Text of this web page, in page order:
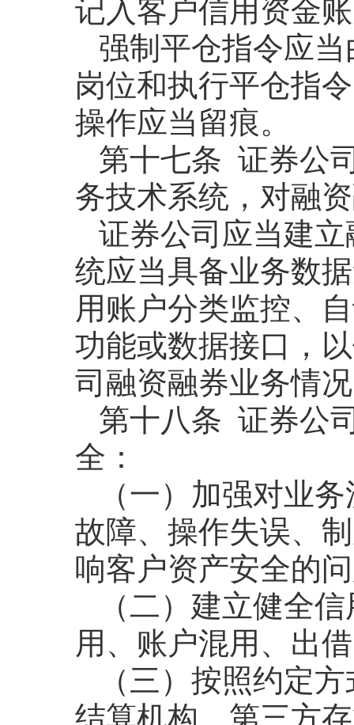
记入客户信用资金
强制平仓指令应
岗位和执行平仓指
操作应当留痕。
第十七条 证券公
务技术系统，对融
证券公司应当建
统应当具备业务数
用账户分类监控、
功能或数据接口，
司融资融券业务情
第十八条 证券公
全：
（一）加强对业
故障、操作失误、
响客户资产安全的
（二）建立健全
用、账户混用、出
（三）按照约定
结算机构、第三方